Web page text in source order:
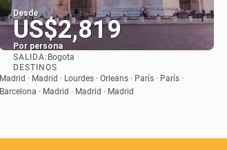
Desde
US$2,819
Por persona
SALIDA: Bogota
DESTINOS
Madrid · Madrid · Lourdes · Orleans · París · París ·
Barcelona · Madrid · Madrid · Madrid